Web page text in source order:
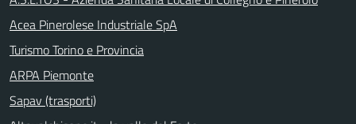
Acea Pinerolese Industriale SpA
Turismo Torino e Provincia
ARPA Piemonte
Sapav (trasporti)